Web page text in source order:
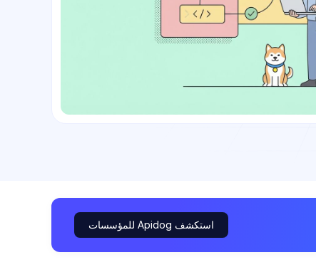
استكشف Apidog للمؤسسات